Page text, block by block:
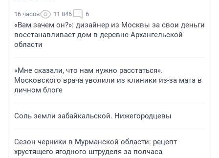
16 часов 11 846 6
«Вам зачем он?»: дизайнер из Москвы за свои деньги
восстанавливает дом в деревне Архангельской
области
«Мне сказали, что нам нужно расстаться».
Московского врача уволили из клиники из-за мата в
личном блоге
Соль земли забайкальской. Нижегородцевы
Сезон черники в Мурманской области: рецепт
хрустящего ягодного штруделя за полчаса